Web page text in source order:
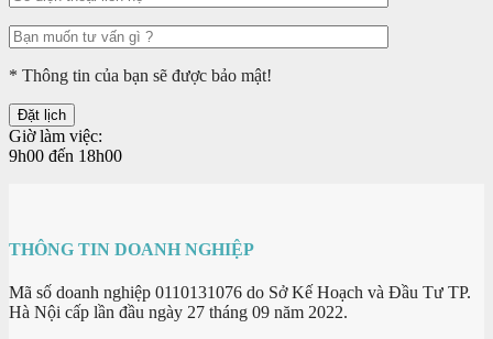
* Thông tin của bạn sẽ được bảo mật!
Giờ làm việc:
9h00 đến 18h00
THÔNG TIN DOANH NGHIỆP
Mã số doanh nghiệp 0110131076 do Sở Kế Hoạch và Đầu Tư TP.
Hà Nội cấp lần đầu ngày 27 tháng 09 năm 2022.